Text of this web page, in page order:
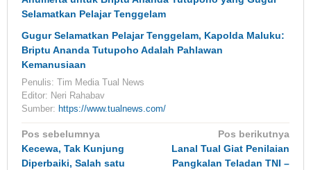
Selamatkan Pelajar Tenggelam
Gugur Selamatkan Pelajar Tenggelam, Kapolda Maluku:
Briptu Ananda Tutupoho Adalah Pahlawan
Kemanusiaan
Penulis: Tim Media Tual News
Editor: Neri Rahabav
Sumber: https://www.tualnews.com/
Navigasi
pos
Pos sebelumnya
Kecewa, Tak Kunjung
Diperbaiki, Salah satu
Pos berikutnya
Lanal Tual Giat Penilaian
Pangkalan Teladan TNI –